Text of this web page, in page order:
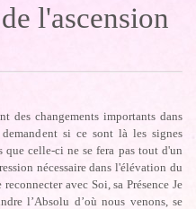
l'ascension
des changements importants dans
si ce sont là les signes
que celle-ci ne se fera pas tout d'un
nécessaire dans l'élévation du
avec Soi, sa Présence Je
l’Absolu d’où nous venons, se